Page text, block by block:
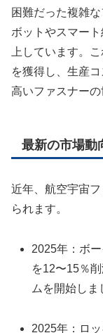
困難だった複雑
ボットやスマー
上しています。
を獲得し、生産
高いファスナーの
最新の市場動
近年、航空宇宙
られます。
2025年：ボ
を12〜15％
ムを開始しま
2025年：ロ